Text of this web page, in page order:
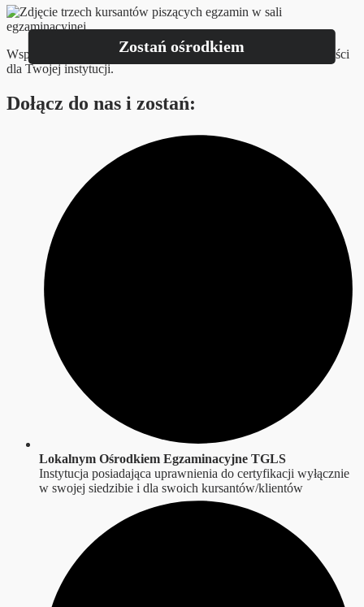
Zostań ośrodkiem
Współpraca z TGLS Polska to prestiż, rozwój i wymierne korzyści
dla Twojej instytucji.
Dołącz do nas i zostań:
Lokalnym Ośrodkiem Egzaminacyjne TGLS
Instytucja posiadająca uprawnienia do certyfikacji wyłącznie
w swojej siedzibie i dla swoich kursantów/klientów